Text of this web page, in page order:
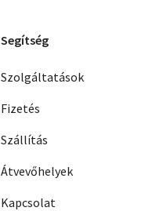
Segítség
Szolgáltatások
Fizetés
Szállítás
Átvevőhelyek
Kapcsolat